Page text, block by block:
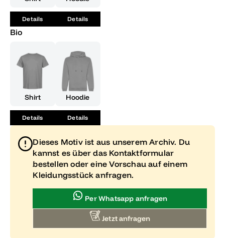
Details Details
Bio
Shirt
Details
Hoodie
Details
Dieses Motiv ist aus unserem Archiv. Du
kannst es über das Kontaktformular
bestellen oder eine Vorschau auf einem
Kleidungsstück anfragen.
Per Whatsapp anfragen
Jetzt anfragen